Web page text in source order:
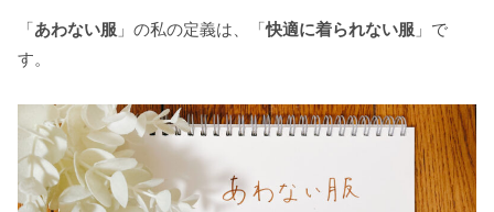
「あわない服 」の私の定義は、「快適に着られない服 」で
す。